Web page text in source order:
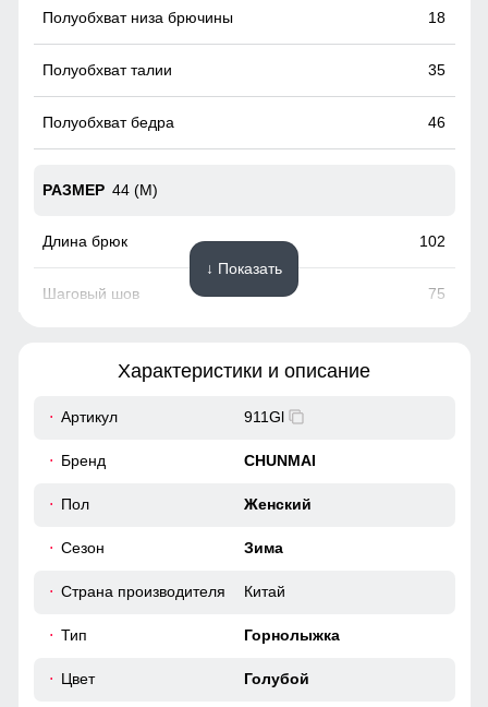
Съемная спинка позволяет снять бретели при
удобные брюки.
Полукомбинезон зимний имеет регулируемые бретели,
18
35
46
44 (M)
102
75
↓ Показать
Характеристики и описание
Артикул 911Gl
Бренд CHUNMAI
Пол Женский
Сезон Зима
Страна производителя Китай
Тип Горнолыжка
Цвет Голубой